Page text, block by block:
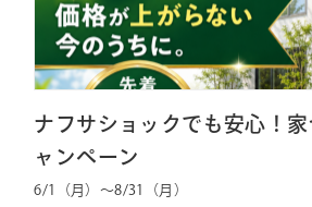
ナフサショックでも安心！
ャンペーン
6/1（月）〜8/31（月）